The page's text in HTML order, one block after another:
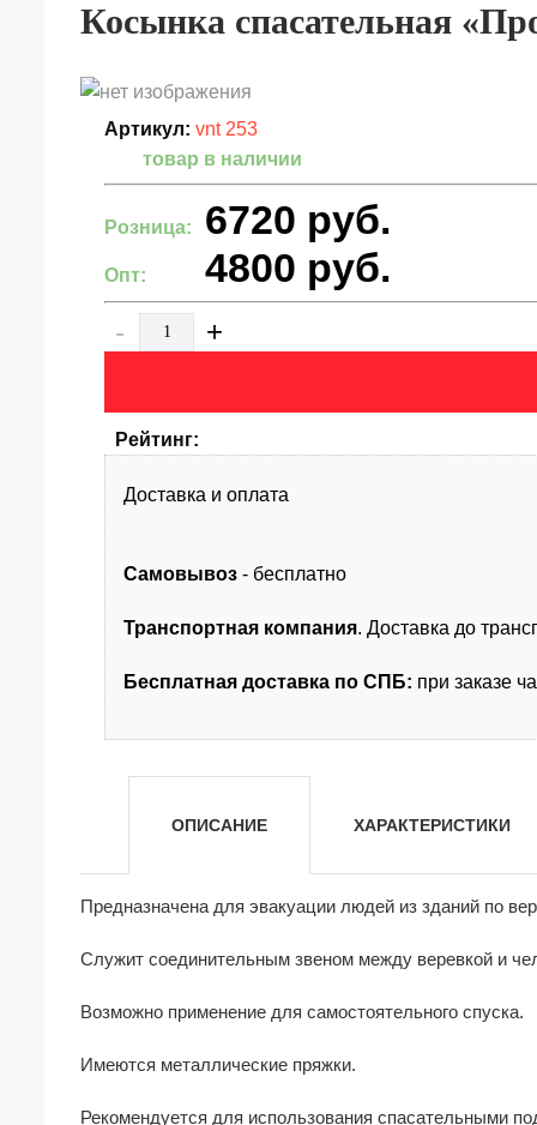
Косынка спасательная
Артикул: vnt 253
товар в наличии
Розница: 6720 руб.
Опт: 4800 руб.
- +
Рейтинг:
Доставка и оплата
Самовывоз - бесплатно
Транспортная компания. Доставка до
Бесплатная доставка по СПБ: при заказе
ОПИСАНИЕ ХАРАКТЕРИСТИКИ
Предназначена для эвакуации людей из зданий по
Служит соединительным звеном между веревкой и
Возможно применение для самостоятельного спуска.
Имеются металлические пряжки.
Рекомендуется для использования спасательными